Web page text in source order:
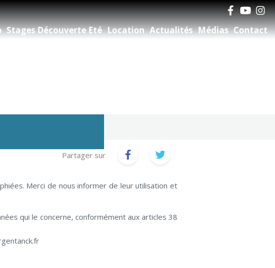
Stages Découverte Eté Location Actualités Médias Contact
Merci de nous informer de leur utilisation et
qui le concerne, conformément aux articles 38
Partager sur